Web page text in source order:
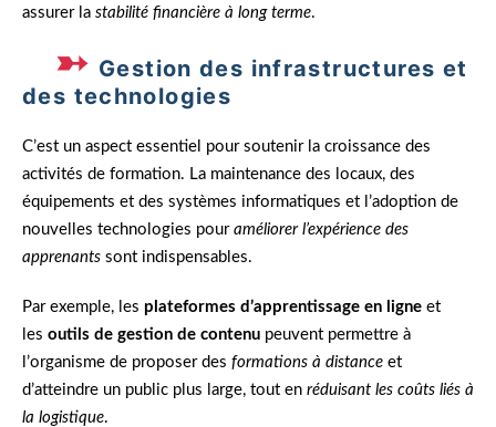
assurer la stabilité financière à long terme.
Gestion des infrastructures et
des technologies
C’est un aspect essentiel pour soutenir la croissance des
activités de formation. La maintenance des locaux, des
équipements et des systèmes informatiques et l’adoption de
nouvelles technologies pour améliorer l’expérience des
apprenants sont indispensables.
Par exemple, les plateformes d’apprentissage en ligne et
les outils de gestion de contenu peuvent permettre à
l’organisme de proposer des formations à distance et
d’atteindre un public plus large, tout en réduisant les coûts liés à
la logistique.